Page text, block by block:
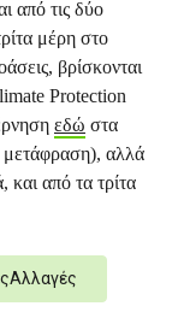
από τις δύο
μέρη στο
βρίσκονται
Protection
εδώ στα
μετάφραση), αλλά
και από τα τρίτα